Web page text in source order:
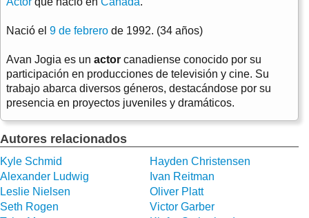
Nació el 9 de febrero de 1992. (34 años)
Avan Jogia es un actor canadiense conocido por su
participación en producciones de televisión y cine. Su
trabajo abarca diversos géneros, destacándose por su
presencia en proyectos juveniles y dramáticos.
Autores relacionados
Kyle Schmid
Hayden Christensen
Alexander Ludwig
Ivan Reitman
Leslie Nielsen
Oliver Platt
Seth Rogen
Victor Garber